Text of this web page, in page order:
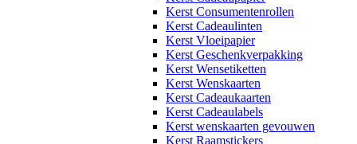
Kerst Consumentenrollen
Kerst Cadeaulinten
Kerst Vloeipapier
Kerst Geschenkverpakking
Kerst Wensetiketten
Kerst Wenskaarten
Kerst Cadeaukaarten
Kerst Cadeaulabels
Kerst wenskaarten gevouwen
Kerst Raamstickers